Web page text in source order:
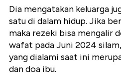
Dia mengatakan keluarga
satu di dalam hidup. Jika
maka rezeki bisa mengalir
wafat pada Juni 2024
yang dialami saat ini
dan doa ibu.